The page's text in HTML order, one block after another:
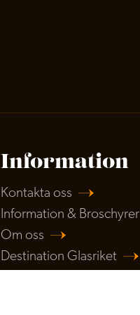
Information
Kontakta oss
Information & Broschyrer
Om oss
Destination Glasriket